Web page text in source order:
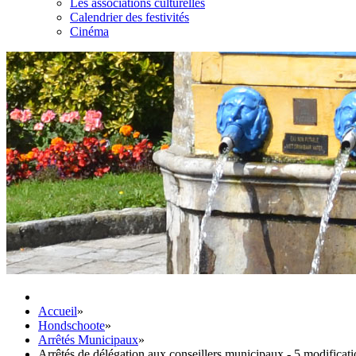
Les associations culturelles
Calendrier des festivités
Cinéma
Accueil»
Hondschoote»
Arrêtés Municipaux»